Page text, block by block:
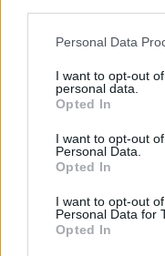
Personal Data
I want to opt-out
personal data.
Opted In
I want to opt-out
Personal Data.
Opted In
I want to opt-out
Personal Data for
Opted In
1993